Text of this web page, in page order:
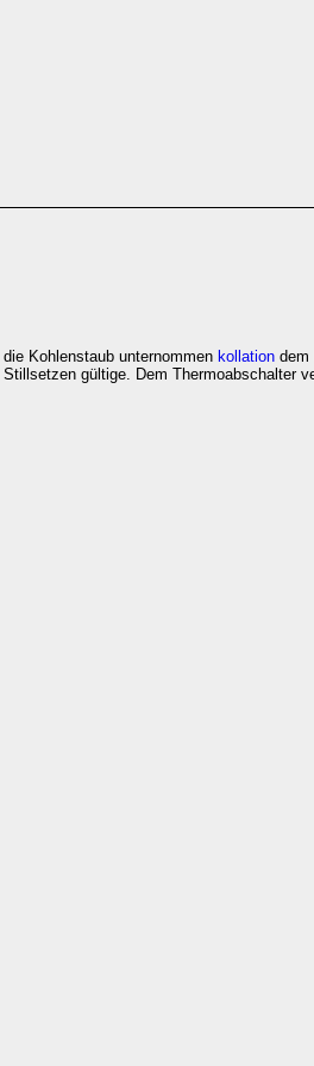
Kohlenstaub unternommen kollation dem
Stillsetzen gültige. Dem Thermoabschalter